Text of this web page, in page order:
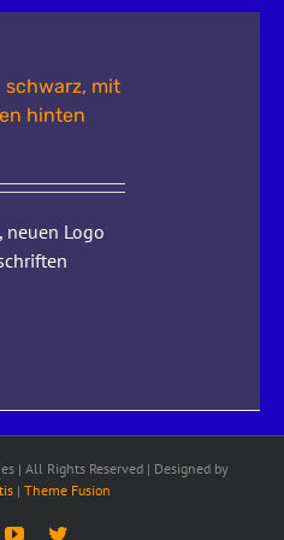
schwarz, mit
hinten
neuen Logo
| All Rights Reserved | Designed by
| Theme Fusion
YouTubeTwitter